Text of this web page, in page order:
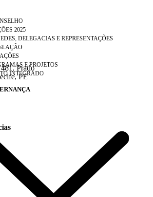
2025
DELEGACIAS E REPRESENTAÇÕES
E PROJETOS
INTEGRADO
Prado
PE